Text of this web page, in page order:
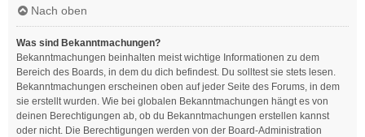
Nach oben
Was sind Bekanntmachungen?
Bekanntmachungen beinhalten meist wichtige Informationen zu dem
Bereich des Boards, in dem du dich befindest. Du solltest sie stets lesen.
Bekanntmachungen erscheinen oben auf jeder Seite des Forums, in dem
sie erstellt wurden. Wie bei globalen Bekanntmachungen hängt es von
deinen Berechtigungen ab, ob du Bekanntmachungen erstellen kannst
oder nicht. Die Berechtigungen werden von der Board-Administration